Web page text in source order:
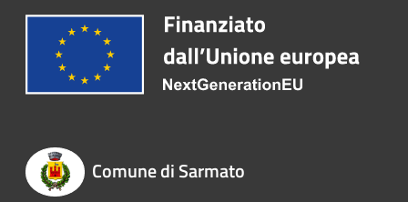
Comune di Sarmato